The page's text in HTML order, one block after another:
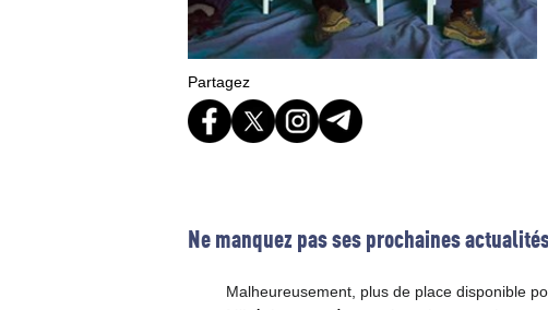
Partagez
Ne manquez pas ses prochaines
Malheureusement, plus de place disponible